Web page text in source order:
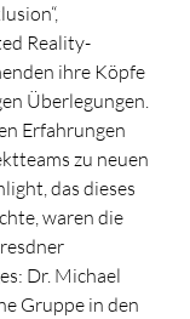
Reality-
ihre Köpfe
Überlegungen.
Erfahrungen
zu neuen
das dieses
waren die
Dr. Michael
Gruppe in den